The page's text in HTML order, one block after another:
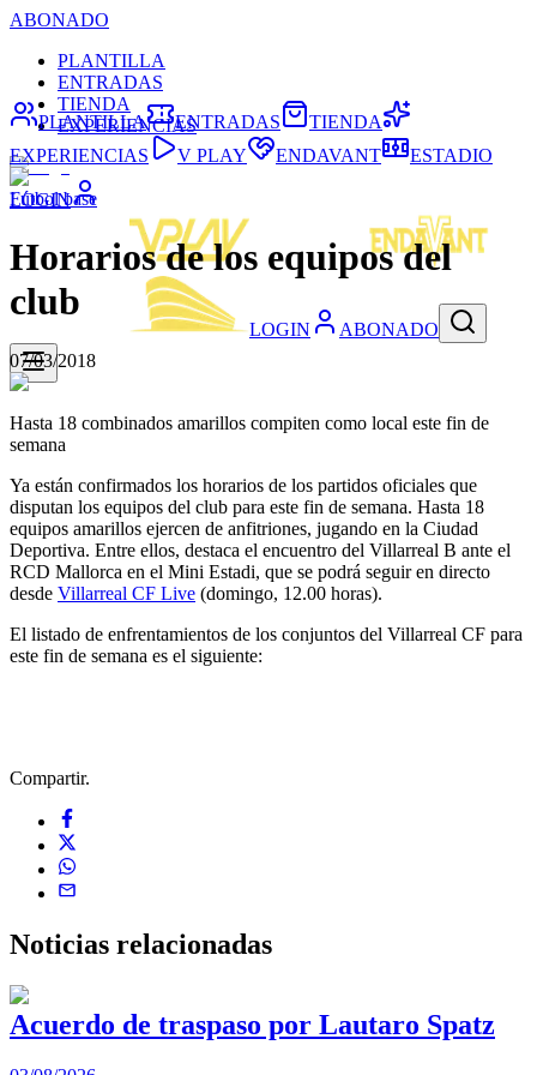
ABONADO
PLANTILLA
ENTRADAS
TIENDA
EXPERIENCIAS
LOGIN
LOGIN ABONADO
PLANTILLA ENTRADAS
TIENDA
EXPERIENCIAS
V PLAY ENDAVANT ESTADIO
Fútbol base
Horarios de los equipos del
club
07/03/2018
Hasta 18 combinados amarillos compiten como local este fin de
semana
Ya están confirmados los horarios de los partidos oficiales que
disputan los equipos del club para este fin de semana. Hasta 18
equipos amarillos ejercen de anfitriones, jugando en la Ciudad
Deportiva. Entre ellos, destaca el encuentro del Villarreal B ante el
RCD Mallorca en el Mini Estadi, que se podrá seguir en directo
desde Villarreal CF Live (domingo, 12.00 horas).
El listado de enfrentamientos de los conjuntos del Villarreal CF para
este fin de semana es el siguiente:
Compartir.
Noticias relacionadas
Acuerdo de traspaso por Lautaro Spatz